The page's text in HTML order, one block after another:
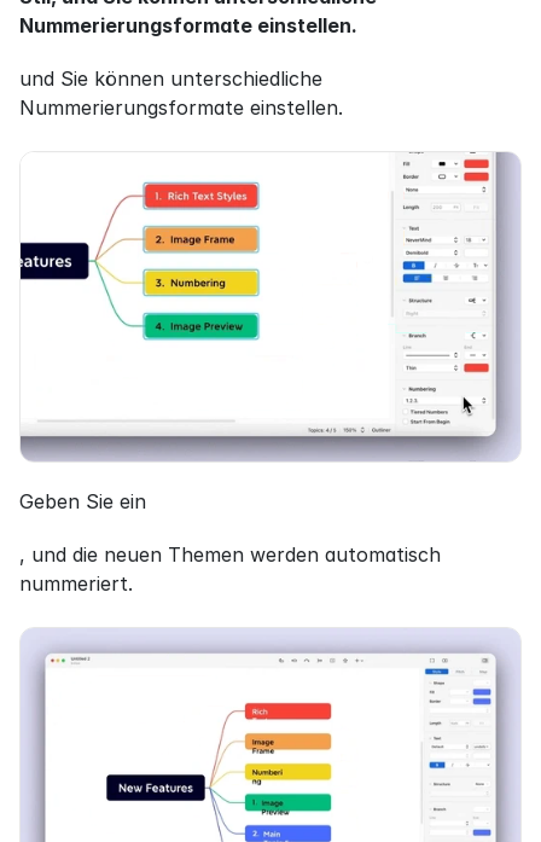
Nummerierungsformate einstellen.
und Sie können unterschiedliche
Nummerierungsformate einstellen.
Geben Sie ein
, und die neuen Themen werden automatisch
nummeriert.